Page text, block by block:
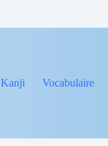
Kanji Vocabulaire